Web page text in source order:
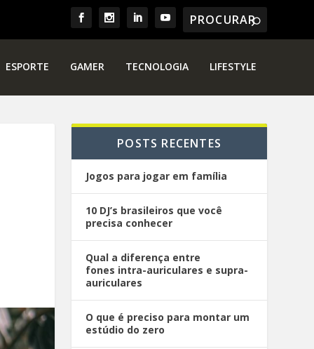
ESPORTE GAMER TECNOLOGIA LIFESTYLE
POSTS RECENTES
Jogos para jogar em família
10 DJ’s brasileiros que você
precisa conhecer
Qual a diferença entre
fones intra-auriculares e supra-
auriculares
O que é preciso para montar um
estúdio do zero